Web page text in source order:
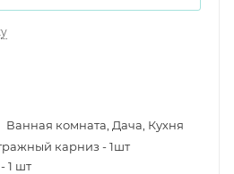
Ванная комната, Дача, Кухня
карниз - 1шт
1 шт